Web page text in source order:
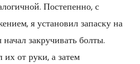
Постепенно, с
я установил запаску на
начал закручивать болты.
их от руки, а затем